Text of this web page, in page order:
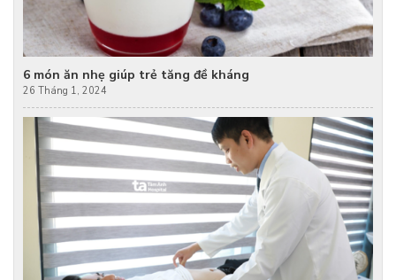
6 món ăn nhẹ giúp trẻ tăng đề kháng
26 Tháng 1, 2024